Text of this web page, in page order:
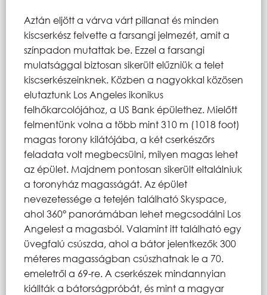
Aztán eljött a várva várt pillanat és minden
kiscserkész felvette a farsangi jelmezét, amit a
színpadon mutattak be. Ezzel a farsangi
mulatsággal biztosan sikerült elűzniük a telet
kiscserkészeinknek. Közben a nagyokkal közösen
elutaztunk Los Angeles ikonikus
felhőkarcolójához, a US Bank épülethez. Mielőtt
felmentünk volna a több mint 310 m (1018 foot)
magas torony kilátójába, a két cserkészőrs
feladata volt megbecsülni, milyen magas lehet
az épület. Majdnem pontosan sikerült eltalálniuk
a toronyház magasságát. Az épület
nevezetessége a tetején található Skyspace,
ahol 360° panorámában lehet megcsodálni Los
Angelest a magasból. Valamint itt található egy
üvegfalú csúszda, ahol a bátor jelentkezők 300
méteres magasságban csúszhatnak le a 70.
emeletről a 69-re. A cserkészek mindannyian
kiállták a bátorságpróbát, és mint a magyar